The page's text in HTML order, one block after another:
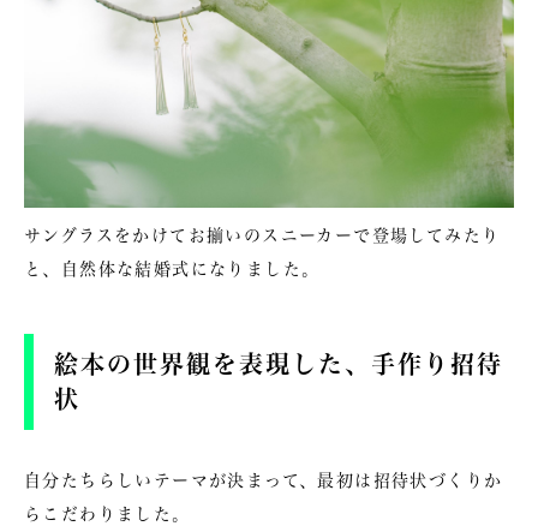
サングラスをかけてお揃いのスニーカーで登場してみたり
と、自然体な結婚式になりました。
絵本の世界観を表現した、手作り招待
状
自分たちらしいテーマが決まって、最初は招待状づくりか
らこだわりました。